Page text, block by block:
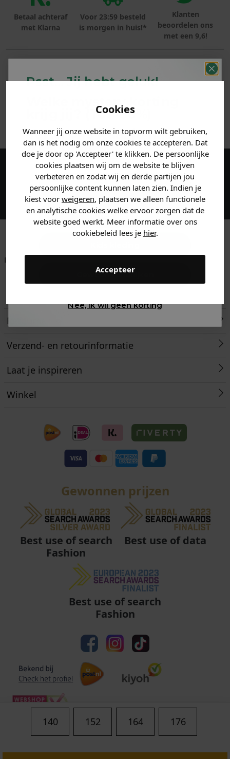
Cookies
Wanneer jij onze website in topvorm wilt gebruiken,
dan is het nodig om onze cookies te accepteren. Dat
doe je door op 'Accepteer' te klikken. De persoonlijke
cookies plaatsen wij om de website te blijven
verbeteren en zodat wij en derde partijen jou
persoonlijke content kunnen laten zien. Indien je
kiest voor weigeren, plaatsen we alleen functionele
en analytische cookies welke ervoor zorgen dat de
website goed werkt. Meer informatie over ons
cookiebeleid lees je hier.
Accepteer
140 152 164 176
Betaal achteraf
met Klarna
Voor 23:59 besteld
is morgen in huis!*
Klanten
beoordelen ons
met een 9,6!
Maak een account aan en ontvang 5%
korting op je eerste bestelling!
Betaal achteraf met
is morgen in huis!*
Retourneren
Verzend- en retourinformatie
Laat je inspireren
Winkel
Gewonnen prijzen
Best use of search
Fashion
Best use of data
Best use of search
Fashion
Algemene voorwaarden | Privacy | Cookies
Psst... Jij hebt geluk!
Welke mystery
krijg jij? (Tot-30%
Vertel ons waar je naar op
zoek bent. 👇
Heren kleding
Dames kleding
Gewoon rondkijken
Nee, ik wil geen korting